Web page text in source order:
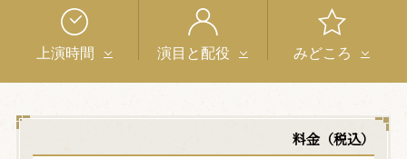
上演時間 演目と配役 みどころ
料金（税込）